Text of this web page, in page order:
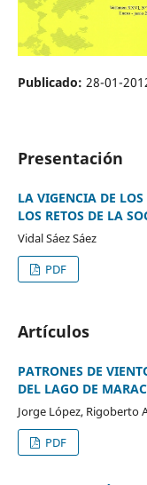
Publicado: 28-01-
Presentación
LA VIGENCIA DE
LOS RETOS DE LA
Vidal Sáez Sáez
PDF
Artículos
PATRONES DE
DEL LAGO DE
Jorge López, Rigoberto
PDF